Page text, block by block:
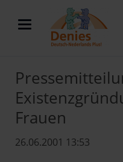
Frauen
26.06.2001 13:53